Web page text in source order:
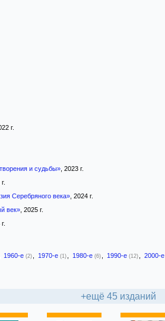
г.
и судьбы», 2023 г.
Серебряного века», 2024 г.
век», 2025 г.
1960-е (2) 1970-е (1) 1980-е (6) 1990-е (12) 2000-е
+ещё 45 изданий